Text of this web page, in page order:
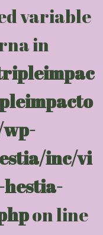
variable
in
inc/vi
hestia-
on line